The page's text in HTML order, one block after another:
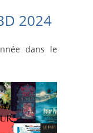
2024
dans le